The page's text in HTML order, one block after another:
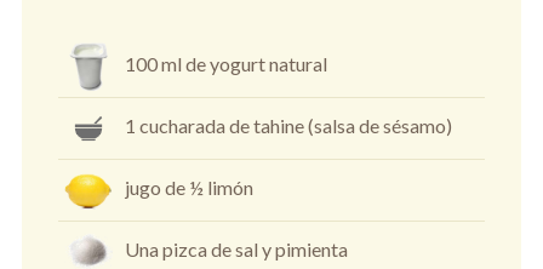
100 ml de yogurt natural
1 cucharada de tahine (salsa de sésamo)
jugo de ½ limón
Una pizca de sal y pimienta